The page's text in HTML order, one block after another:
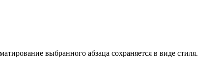
выбранного абзаца сохраняется в виде стиля.